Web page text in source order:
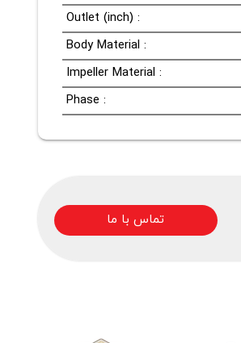
Outlet (inch) :
Body Material :
Impeller Material :
Phase :
تماس با ما